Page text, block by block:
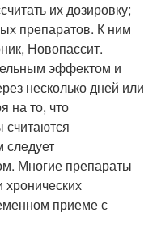
их дозировку;
препаратов. К ним
Новопассит.
эффектом и
несколько дней или
на то, что
следует
Многие препараты
приеме с